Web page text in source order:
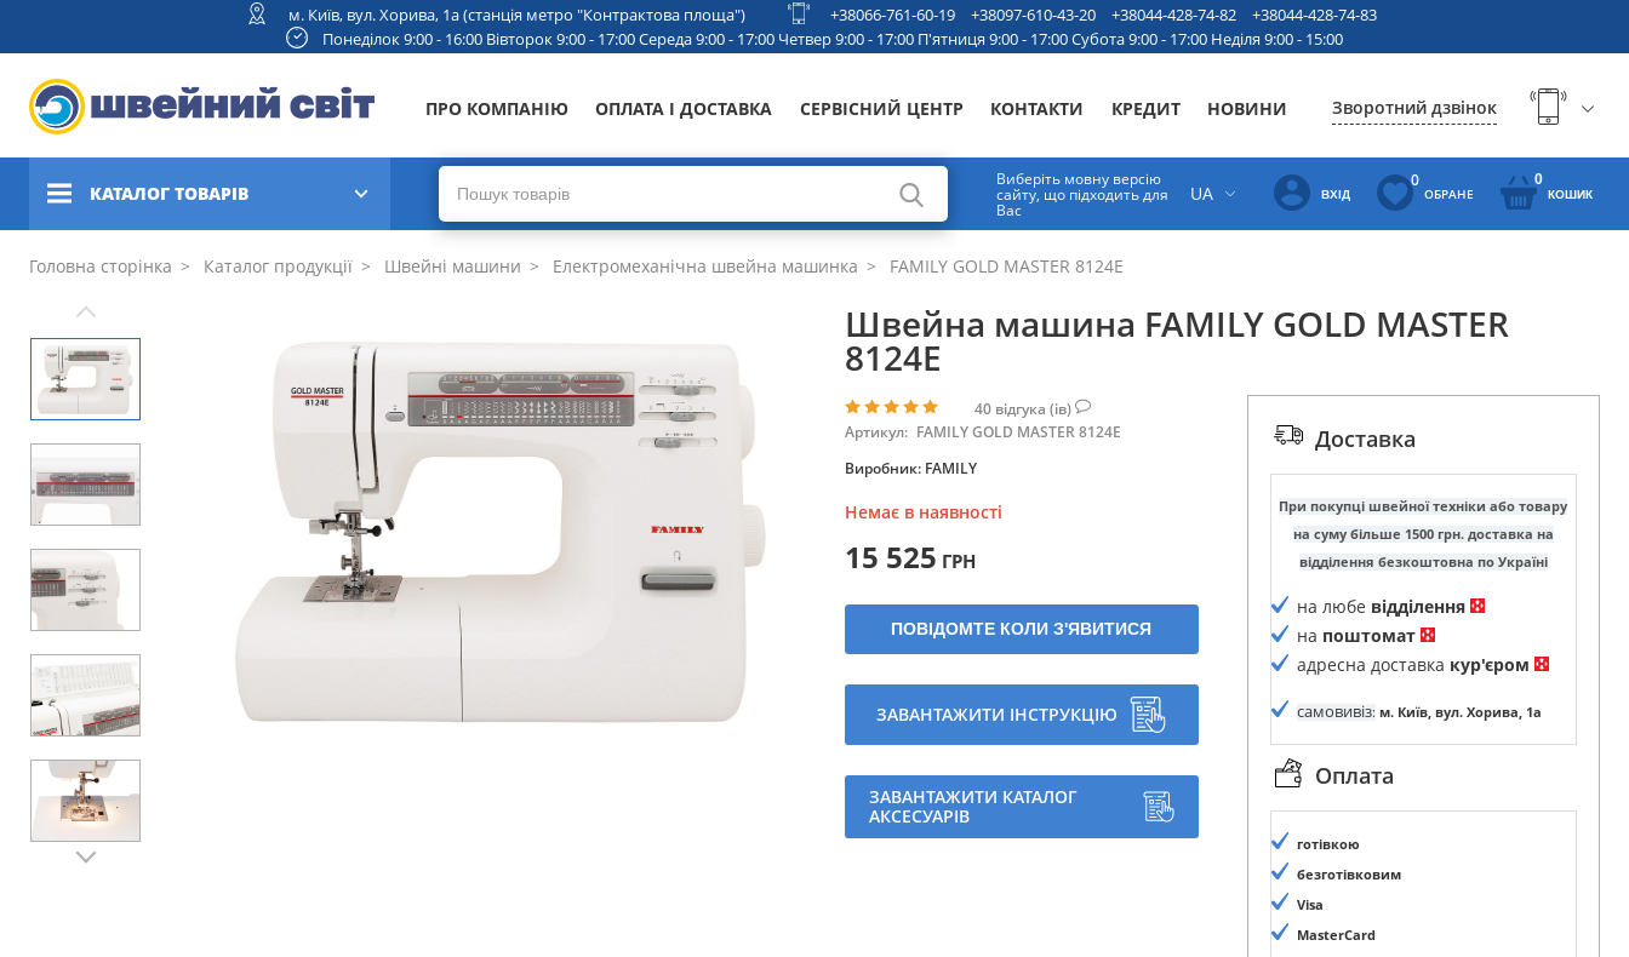
м. Київ, вул. Хорива, 1а (станція метро "Контрактова площа") +38066-761-60-19 +38097-610-43-20 +38044-428-74-82
+38044-428-74-83
Понеділок 9:00 - 16:00 Вівторок 9:00 - 17:00 Середа 9:00 - 17:00 Четвер 9:00 - 17:00 П'ятниця 9:00 - 17:00 Субота 9:00 - 17:00 Неділя 9:00 - 15:00
ПРО КОМПАНІЮ ОПЛАТА І ДОСТАВКА СЕРВІСНИЙ ЦЕНТР КОНТАКТИ КРЕДИТ НОВИНИ Зворотний дзвінок
КАТАЛОГ ТОВАРІВ
Швейні машини
вишивальні машини
Коверлоки, оверлоки,
плоскошовні машини
В'язальні машини
Аксесуари
Бренди
ВСІ КАТЕГОРІЇ
Виберіть мовну версію
сайту, що підходить для
Вас
UA ВХІД
0
ОБРАНЕ
0
КОШИК
Головна сторінка Каталог продукції Швейні машини Електромеханічна швейна машинка FAMILY GOLD MASTER 8124E
Швейна машина FAMILY GOLD MASTER
8124E
40 відгука (ів)
Артикул: FAMILY GOLD MASTER 8124E
Виробник: FAMILY
Немає в наявності
15 525 ГРН
ПОВІДОМТЕ КОЛИ З'ЯВИТИСЯ
ЗАВАНТАЖИТИ ІНСТРУКЦІЮ
ЗАВАНТАЖИТИ КАТАЛОГ
АКСЕСУАРІВ
Доставка
При покупці швейної техніки або товару
на суму більше 1500 грн. доставка на
відділення безкоштовна по Україні
на любе відділення
на поштомат
адресна доставка кур'єром
самовивіз: м. Київ, вул. Хорива, 1а
Оплата
готівкою
безготівковим
Visa
MasterCard